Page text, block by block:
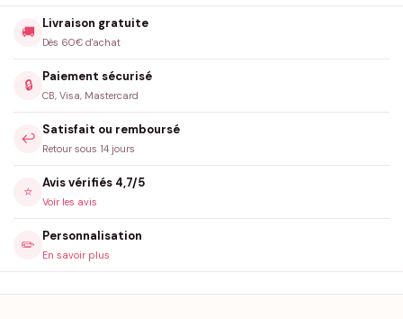
🚚
Livraison gratuite
Dès 60€ d'achat
🔒
Paiement sécurisé
CB, Visa, Mastercard
↩️
Satisfait ou remboursé
Retour sous 14 jours
⭐
Avis vérifiés 4,7/5
Voir les avis
✏️
Personnalisation
En savoir plus